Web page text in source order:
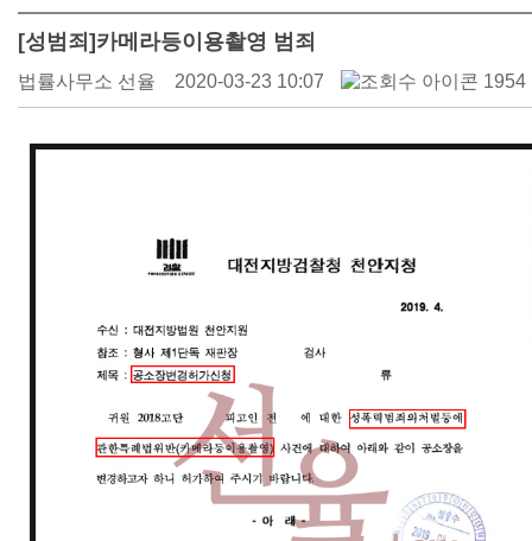
[성범죄]카메라등이용촬영 범죄
법률사무소 선율 2020-03-23 10:07 1954